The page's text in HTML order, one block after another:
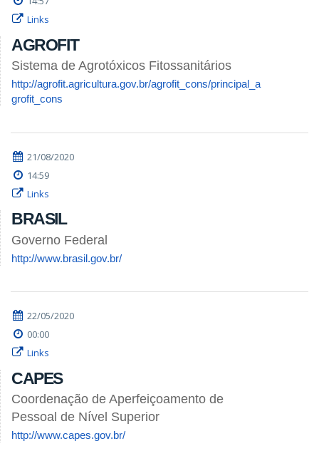
Links
AGROFIT
Sistema de Agrotóxicos Fitossanitários
http://agrofit.agricultura.gov.br/agrofit_cons/principal_a
grofit_cons
21/08/2020
14:59
Links
BRASIL
Governo Federal
http://www.brasil.gov.br/
22/05/2020
00:00
Links
CAPES
Coordenação de Aperfeiçoamento de
Pessoal de Nível Superior
http://www.capes.gov.br/